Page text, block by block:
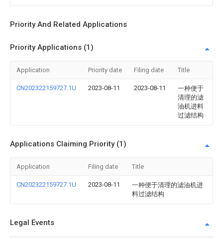
Priority And Related Applications
Priority Applications (1)
Application Priority date Filing date Title
CN202322159727.1U 2023-08-11 2023-08-11
一种便于
清理的滤
油机进料
过滤结构
Applications Claiming Priority (1)
Application Filing date Title
CN202322159727.1U 2023-08-11
一种便于清理的滤油机进
料过滤结构
Legal Events